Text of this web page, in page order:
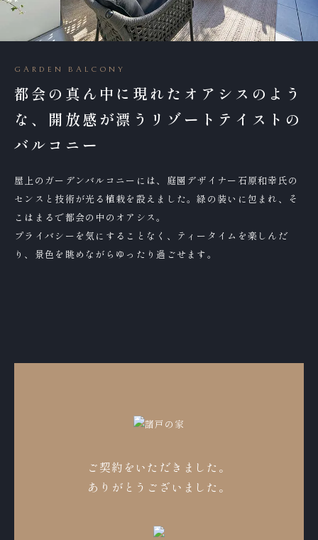
GARDEN BALCONY
都会の真ん中に現れたオアシスのよう
な、開放感が漂うリゾートテイストの
バルコニー
屋上のガーデンバルコニーには、庭園デザイナー石原和幸氏の
センスと技術が光る植栽を設えました。緑の装いに包まれ、そ
こはまるで都会の中のオアシス。
プライバシーを気にすることなく、ティータイムを楽しんだ
り、景色を眺めながらゆったり過ごせます。
ご契約をいただきました。
ありがとうございました。